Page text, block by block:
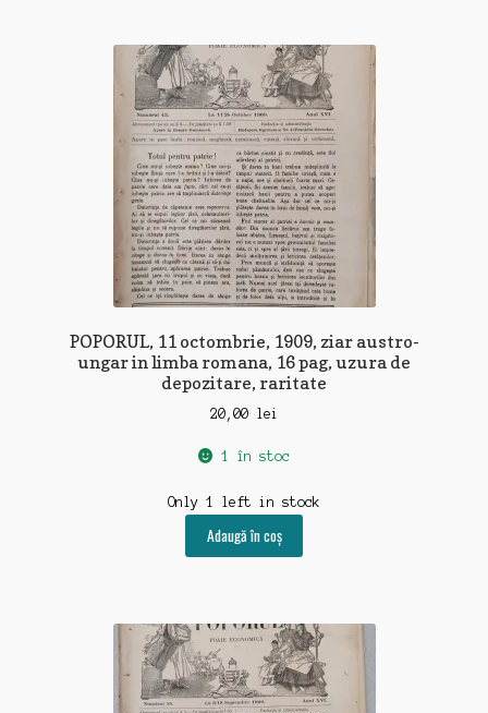
POPORUL, 11 octombrie, 1909, ziar austro-
ungar in limba romana, 16 pag, uzura de
depozitare, raritate
20,00 lei
1 în stoc
Only 1 left in stock
Adaugă în coș